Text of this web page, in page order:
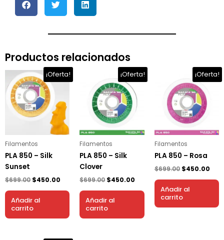
Productos relacionados
¡Oferta!
Filamentos
PLA 850 – Silk
Sunset
$699.00
El
precio
original
era:
$699.00.
$450.00
El
precio
$450.00.
Añadir al
carrito
¡Oferta!
Filamentos
PLA 850 – Silk
Clover
$699.00
precio
original
era:
$699.00.
$450.00
El
precio
es:
$450.00.
Añadir al
carrito
¡Oferta!
Filamentos
PLA 850 – Rosa
$699.00
precio
original
era:
$699.00.
$450.00
El
Añadir al
carrito